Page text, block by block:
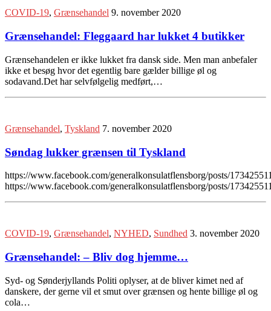
COVID-19, Grænsehandel 9. november 2020
Grænsehandel: Fleggaard har lukket 4 butikker
Grænsehandelen er ikke lukket fra dansk side. Men man anbefaler
ikke et besøg hvor det egentlig bare gælder billige øl og
sodavand.Det har selvfølgelig medført,…
Grænsehandel, Tyskland 7. november 2020
Søndag lukker grænsen til Tyskland
https://www.facebook.com/generalkonsulatflensborg/posts/
https://www.facebook.com/generalkonsulatflensborg/posts/
COVID-19, Grænsehandel, NYHED, Sundhed 3. november 2020
Grænsehandel: – Bliv dog hjemme…
Syd- og Sønderjyllands Politi oplyser, at de bliver kimet ned af
danskere, der gerne vil et smut over grænsen og hente billige øl og
cola…